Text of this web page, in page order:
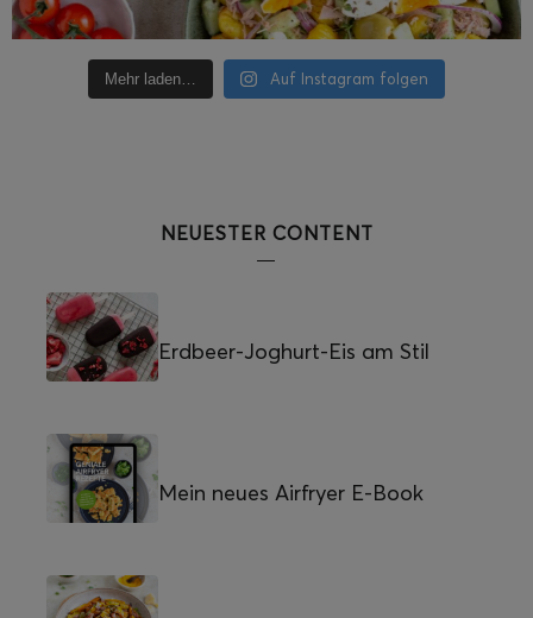
Mehr laden… Auf Instagram folgen
NEUESTER CONTENT
Erdbeer-Joghurt-Eis am Stil
Mein neues Airfryer E-Book